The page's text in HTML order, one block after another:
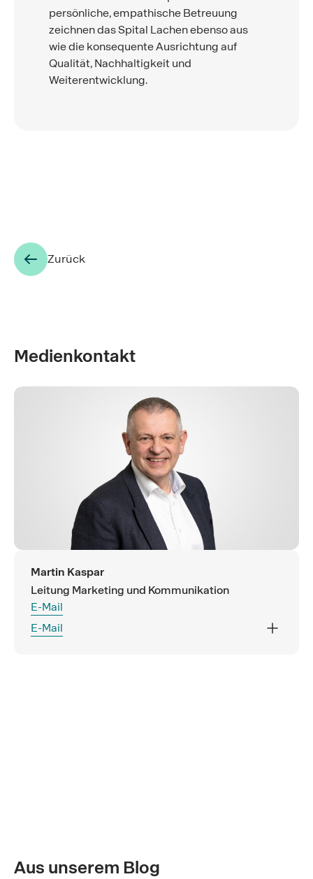
persönliche, empathische Betreuung
zeichnen das Spital Lachen ebenso aus
wie die konsequente Ausrichtung auf
Qualität, Nachhaltigkeit und
Weiterentwicklung.
Zurück
Medienkontakt
Martin Kaspar
Leitung Marketing und Kommunikation
E-Mail
E-Mail
Aus unserem Blog